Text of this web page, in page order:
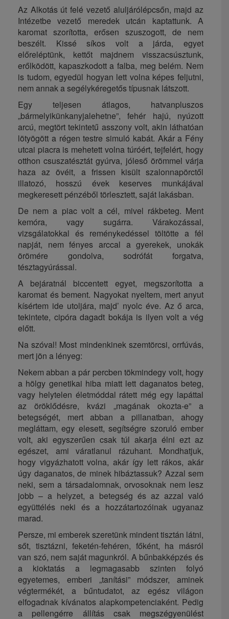
Az Alkotás út felé vezető aluljárólépcsőn, majd az
Intézetbe vezető meredek utcán kaptattunk. A
karomat szorította, erősen szuszogott, de nem
beszélt. Kissé síkos volt a járda, egyet
előreléptünk, kettőt majdnem visszacsúsztunk,
erőlködött, kapaszkodott a falba, meg belém. Nem
is tudom, egyedül hogyan lett volna képes feljutni,
nem annak a segélykéregetős típusnak látszott.
Egy teljesen átlagos, hatvanpluszos
„bármelyikünkanyjalehetne”, fehér hajú, nyúzott
arcú, megtört tekintetű asszony volt, akin láthatóan
lötyögött a régen testre simuló kabát. Akár a Fény
utcai piacra is mehetett volna túróért, tejfelért, hogy
otthon csuszatésztát gyúrva, jóleső örömmel várja
haza az övéit, a frissen kisült szalonnapörctől
illatozó, hosszú évek keserves munkájával
megkeresett pénzéből törlesztett, saját lakásban.
De nem a piac volt a cél, mivel rákbeteg. Ment
kemóra, vagy sugárra. Várakozással,
vizsgálatokkal és reménykedéssel töltötte a fél
napját, nem fényes arccal a gyerekek, unokák
örömére gondolva, sodrófát forgatva,
tésztagyúrással.
A bejáratnál biccentett egyet, megszorította a
karomat és bement. Nagyokat nyeltem, mert anyut
kísértem ide utoljára, majd’ nyolc éve. Az ő arca,
tekintete, cipóra dagadt bokája is ilyen volt a vég
előtt.
Na szóval! Most mindenkinek szemtörcsi, orrfúvás,
mert jön a lényeg:
Nekem abban a pár percben tökmindegy volt, hogy
a hölgy genetikai hiba miatt lett daganatos beteg,
vagy helytelen életmóddal rátett még egy lapáttal
az öröklődésre, kvázi „magának okozta-e” a
betegségét, mert abban a pillanatban, ahogy
megláttam, egy elesett, segítségre szoruló ember
volt, aki egyszerűen csak túl akarja élni ezt az
egészet, ami váratlanul rázuhant. Mondhatjuk,
hogy vigyázhatott volna, akár így lett rákos, akár
úgy daganatos, de minek hibáztassuk? Azzal sem
neki, sem a társadalomnak, orvosoknak nem lesz
jobb – a helyzet, a betegség és az azzal való
együttélés neki és a hozzátartozóinak ugyanaz
marad.
Persze, mi emberek szeretünk mindent tisztán látni,
sőt, tisztázni, feketén-fehéren, főként, ha másról
van szó, nem saját magunkról. A bűnbakképzés és
a kioktatás a legmagasabb szinten folyó
egyetemes, emberi „tanítási” módszer, aminek
végtermékét, a bűntudatot, az egész világon
elfogadnak kívánatos alapkompetenciaként. Pedig
a pellengérre állítás csak megszégyenülést